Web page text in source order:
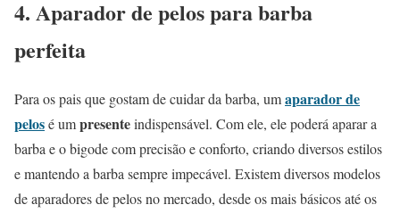
4. Aparador de pelos para barba
perfeita
Para os pais que gostam de cuidar da barba, umaparador de
pelosé umpresenteindispensável. Com ele, ele poderá aparar a
barba e o bigode com precisão e conforto, criando diversos estilos
e mantendo a barba sempre impecável. Existem diversos modelos
de aparadores de pelos no mercado, desde os mais básicos até os